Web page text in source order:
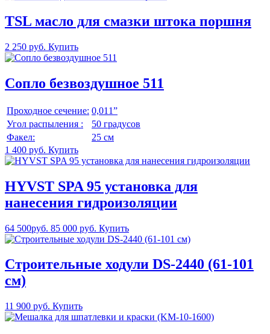
TSL масло для смазки штока поршня
2 250 руб. Купить
Сопло безвоздушное 511
Проходное сечение: 0,011”
Угол распыления :
50 градусов
Факел:
25 см
1 400 руб. Купить
HYVST SPA 95 установка для
нанесения гидроизоляции
64 500руб. 85 000 руб. Купить
Строительные ходули DS-2440 (61-101
см)
11 900 руб. Купить